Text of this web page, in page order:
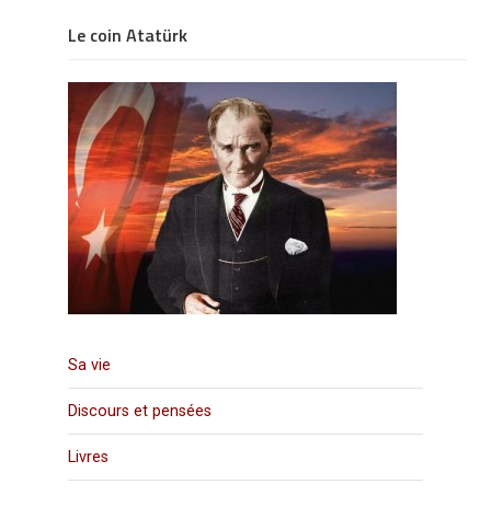
Le coin Atatürk
Sa vie
Discours et pensées
Livres